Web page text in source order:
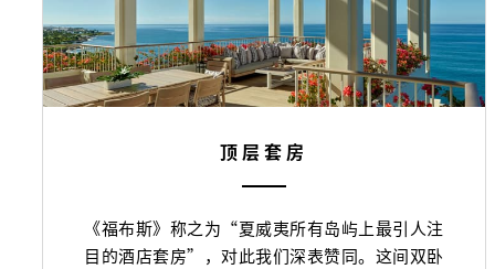
顶层套房
《福布斯》称之为“夏威夷所有岛屿上最引人注
目的酒店套房”，对此我们深表赞同。这间双卧